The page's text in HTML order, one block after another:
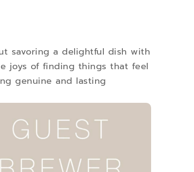
savoring a delightful dish with
joys of finding things that feel
genuine and lasting